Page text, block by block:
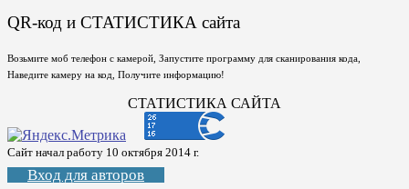
QR-код и СТАТИСТИКА сайта
Возьмите моб телефон с камерой, Запустите программу для сканирования кода,
Наведите камеру на код, Получите информацию!
СТАТИСТИКА САЙТА
Сайт начал работу 10 октября 2014 г.
Вход для авторов